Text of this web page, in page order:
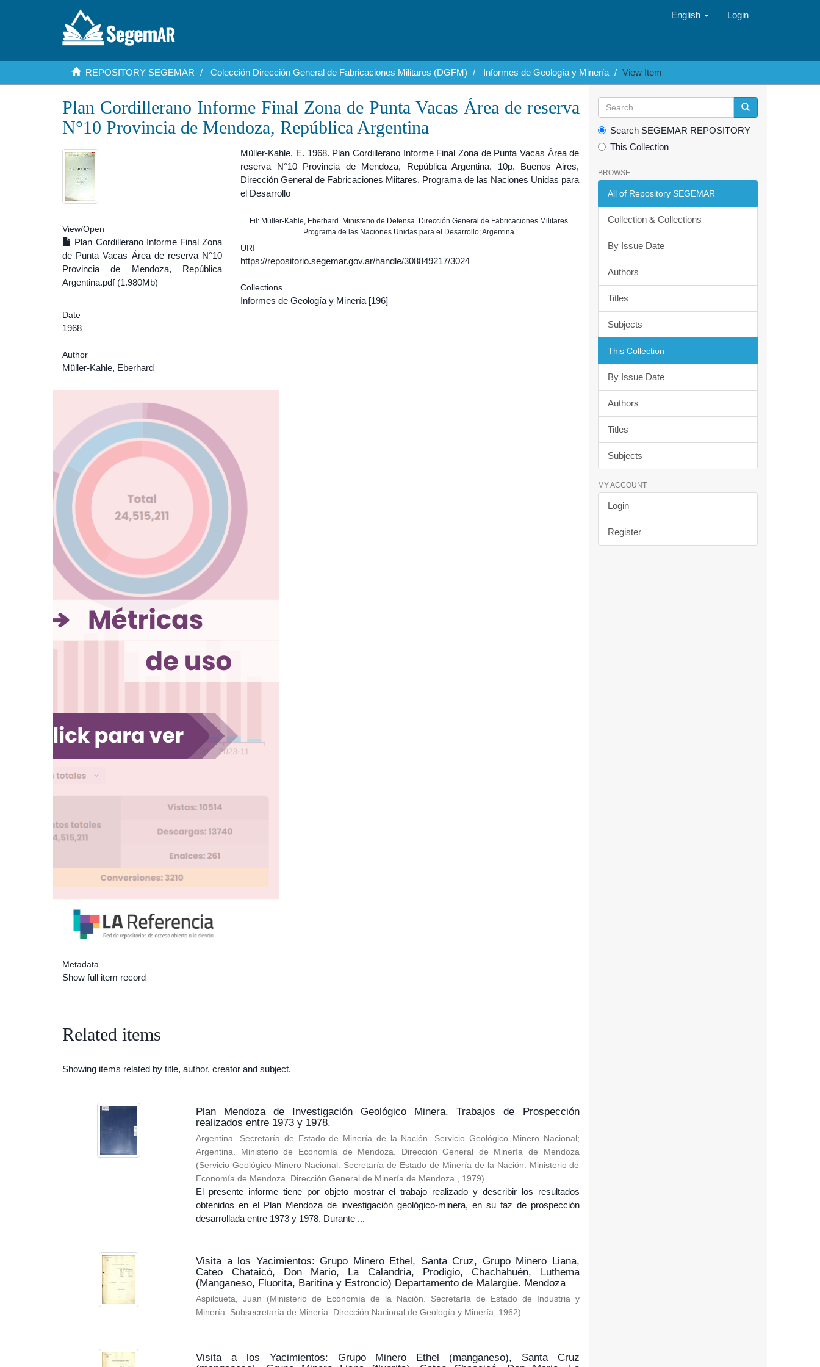
English Login
REPOSITORY SEGEMAR Colección Dirección General de Fabricaciones Militares (DGFM) Informes de Geología y Minería View Item
Plan Cordillerano Informe Final Zona de Punta Vacas Área de reserva
N°10 Provincia de Mendoza, República Argentina
View/Open
Plan Cordillerano Informe Final Zona
de Punta Vacas Área de reserva N°10
Provincia de Mendoza, República
Argentina.pdf (1.980Mb)
Date
1968
Author
Müller-Kahle, Eberhard
Metadata
Show full item record
Müller-Kahle, E. 1968. Plan Cordillerano Informe Final Zona de Punta Vacas Área de
reserva N°10 Provincia de Mendoza, República Argentina. 10p. Buenos Aires,
Dirección General de Fabricaciones Miitares. Programa de las Naciones Unidas para
el Desarrollo
Fil: Müller-Kahle, Eberhard. Ministerio de Defensa. Dirección General de Fabricaciones Militares.
Programa de las Naciones Unidas para el Desarrollo; Argentina.
URI
https://repositorio.segemar.gov.ar/handle/308849217/3024
Collections
Informes de Geología y Minería [196]
Related items
Showing items related by title, author, creator and subject.
Plan Mendoza de Investigación Geológico Minera. Trabajos de Prospección
realizados entre 1973 y 1978.
Argentina. Secretaría de Estado de Minería de la Nación. Servicio Geológico Minero Nacional ;
Argentina. Ministerio de Economía de Mendoza. Dirección General de Minería de Mendoza
(Servicio Geológico Minero Nacional. Secretaría de Estado de Minería de la Nación. Ministerio de
Economía de Mendoza. Dirección General de Minería de Mendoza., 1979)
El presente informe tiene por objeto mostrar el trabajo realizado y describir los resultados
obtenidos en el Plan Mendoza de investigación geológico-minera, en su faz de prospección
desarrollada entre 1973 y 1978. Durante ...
Visita a los Yacimientos: Grupo Minero Ethel, Santa Cruz, Grupo Minero Liana,
Cateo Chataicó, Don Mario, La Calandria, Prodigio, Chachahuén, Luthema
(Manganeso, Fluorita, Baritina y Estroncio) Departamento de Malargüe. Mendoza
Aspilcueta, Juan (Ministerio de Economía de la Nación. Secretaría de Estado de Industria y
Minería. Subsecretaría de Minería. Dirección Nacional de Geología y Minería, 1962)
Visita a los Yacimientos: Grupo Minero Ethel (manganeso), Santa Cruz
Search SEGEMAR REPOSITORY
This Collection
BROWSE
All of Repository SEGEMAR
Collection & Collections
By Issue Date
Authors
Titles
Subjects
This Collection
By Issue Date
Authors
Titles
Subjects
MY ACCOUNT
Login
Register